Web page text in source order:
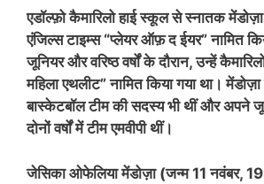
एडॉल्फ़ो कैमारिलो हाई स्कूल से स्नातक
एंजिल्स टाइम्स “प्लेयर ऑफ़ द ईयर” नामित
जूनियर और वरिष्ठ वर्षों के दौरान, उन्हें
महिला एथलीट” नामित किया गया था।
बास्केटबॉल टीम की सदस्य भी थीं और अपने
दोनों वर्षों में टीम एमवीपी थीं।
जेसिका ओफेलिया मेंडोज़ा (जन्म 11 नवंबर,